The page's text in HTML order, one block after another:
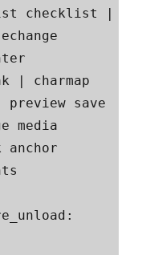
checklist |
| charmap
save
media
anchor